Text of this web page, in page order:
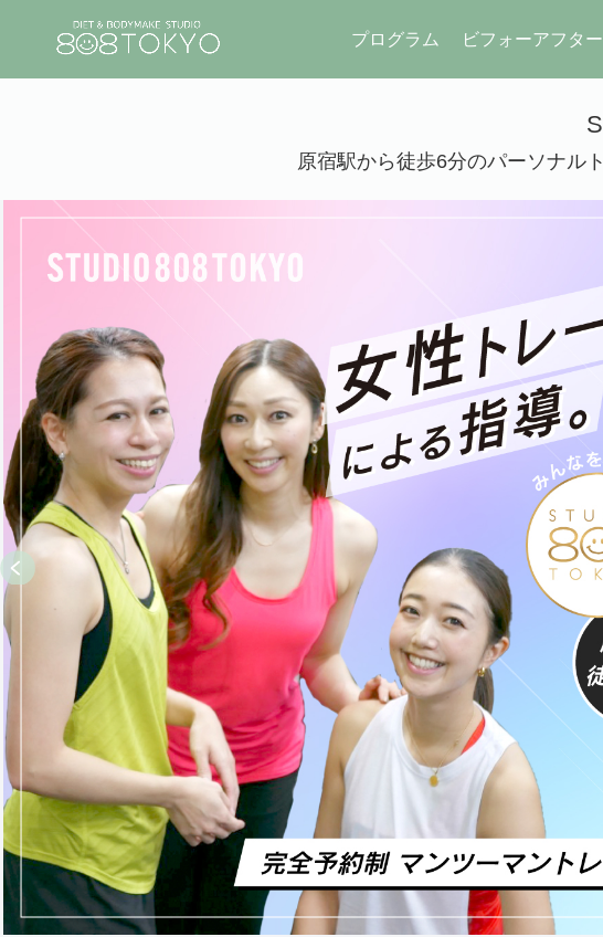
プログラム ビフォーアフター
原宿駅から徒歩6分のパーソナル